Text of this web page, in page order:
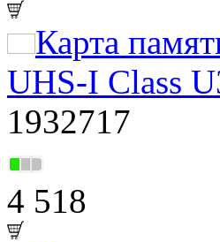
Карта
UHS-I Class
1932717
4 518